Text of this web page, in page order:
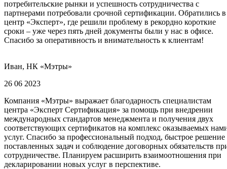
потребительские рынки и успешность сотрудничества с
партнерами потребовали срочной сертификации. Обратились в
центр «Эксперт», где решили проблему в рекордно короткие
сроки – уже через пять дней документы были у нас в офисе.
Спасибо за оперативность и внимательность к клиентам!
Иван, НК «Мэтры»
26 06 2023
Компания «Мэтры» выражает благодарность специалистам
центра «Эксперт Сертификация» за помощь при внедрении
международных стандартов менеджмента и получения двух
соответствующих сертификатов на комплекс оказываемых
услуг. Спасибо за профессиональный подход, быстрое решение
поставленных задач и соблюдение договорных обязательств
сотрудничестве. Планируем расширить взаимоотношения при
декларировании новых услуг в перспективе.